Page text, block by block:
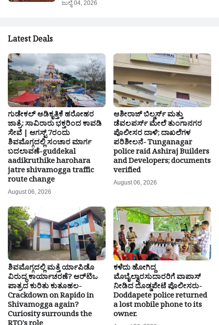
ಜುಲೈ 04, 2026
Latest Deals
ಗುಡೇಕಲ್ ಆಡಿಕೃತ್ತಿಕೆ ಹರೋಹರ
ಜಾತ್ರೆ: ಸಾವಿರಾರು ಭಕ್ತರಿಂದ ಕಾವಡಿ
ಸೇವೆ | ಆಗಸ್ಟ್ 7ರಂದು
ಶಿವಮೊಗ್ಗದಲ್ಲಿ ಸಂಚಾರ ಮಾರ್ಗ
ಬದಲಾವಣೆ-guddekal
aadikruthike harohara
jatre shivamogga traffic
route change
August 06, 2026
ಆಶೀರಾಜ್ ಬಿಲ್ಡರ್ಸ್ ಮತ್ತು
ಡೆವಲಪರ್ಸ್ ಮೇಲೆ ತುಂಗಾನಗರ
ಪೊಲೀಸರ ದಾಳಿ; ದಾಖಲೆಗಳ
ಪರಿಶೀಲನೆ- Tunganagar
police raid Ashiraj Builders
and Developers; documents
verified
August 06, 2026
ಶಿವಮೊಗ್ಗದಲ್ಲಿ ಮತ್ತೆ ರ್ಯಾಪಿಡೊ
ವಿರುದ್ಧ ಕಾರ್ಯಾಚರಣೆ? ಆರ್‌ಟಿಒ
ಪಾತ್ರದ ಕುರಿತು ಕುತೂಹಲ-
Crackdown on Rapido in
Shivamogga again?
Curiosity surrounds the
ಕಳೆದು ಹೋಗಿದ್ದ
ಮೊಬೈಲ್ವಾರಸುದಾರರಿಗೆ ವಾಪಾಸ್
ನೀಡಿದ ದೊಡ್ಡಪೇಟೆ ಪೊಲೀಸರು-
Doddapete police returned
a lost mobile phone to its
owner.